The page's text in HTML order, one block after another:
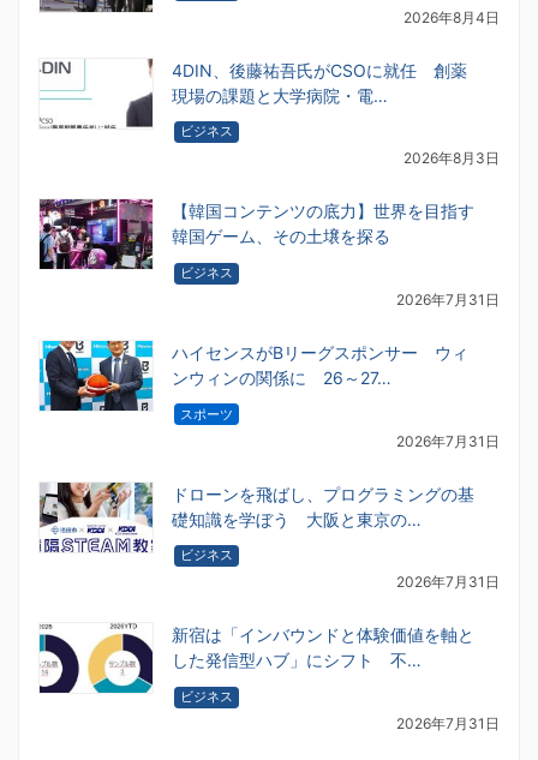
2026年8月4日
4DIN、後藤祐吾氏がCSOに就任 創薬
現場の課題と大学病院・電…
ビジネス
2026年8月3日
【韓国コンテンツの底力】世界を目指す
韓国ゲーム、その土壌を探る
ビジネス
2026年7月31日
ハイセンスがBリーグスポンサー ウィ
ンウィンの関係に 26～27…
スポーツ
2026年7月31日
ドローンを飛ばし、プログラミングの基
礎知識を学ぼう 大阪と東京の…
ビジネス
2026年7月31日
新宿は「インバウンドと体験価値を軸と
した発信型ハブ」にシフト 不…
ビジネス
2026年7月31日